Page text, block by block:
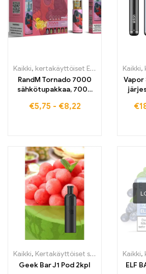
Kaikki, kertakäyttöiset E-savut
RandM Tornado 7000
sähkötupakkaa, 7000
varastosta
€5,75 - €8,22
Kaikki,
Vapor
€
Kaikki, Kertakäyttöiset sähkötupakat Irlanti
Geek Bar J1 Pod 2kpl
Kaikki,
ELF